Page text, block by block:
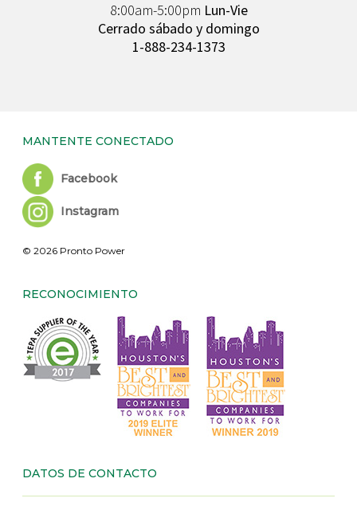
8:00am-5:00pm Lun-Vie
Cerrado sábado y domingo
1-888-234-1373
MANTENTE CONECTADO
Facebook
Instagram
© 2026 Pronto Power
RECONOCIMIENTO
DATOS DE CONTACTO